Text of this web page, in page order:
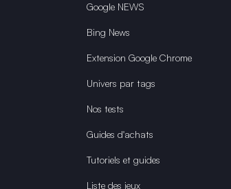
Google NEWS
Bing News
Extension Google Chrome
Univers par tags
Nos tests
Guides d'achats
Tutoriels et guides
Liste des jeux